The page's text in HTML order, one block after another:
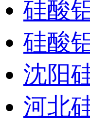
硅酸
硅酸
沈阳
河北